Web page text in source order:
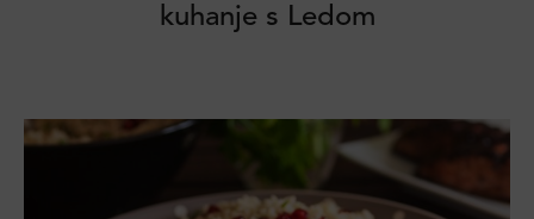
kuhanje s Ledom